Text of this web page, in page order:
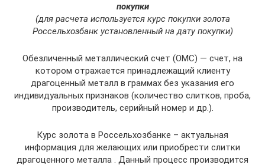
покупки
(для расчета используется курс покупки золота
Россельхозбанк установленный на дату покупки)
Обезличенный металлический счет (ОМС) — счет, на
котором отражается принадлежащий клиенту
драгоценный металл в граммах без указания его
индивидуальных признаков (количество слитков, проба,
производитель, серийный номер и др.).
Курс золота в Россельхозбанке – актуальная
информация для желающих или приобрести слитки
драгоценного металла . Данный процесс производится